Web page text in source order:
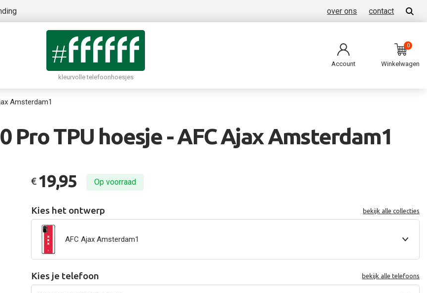
over ons contact
kleurvolle telefoonhoesjes
Account
0
Winkelwagen
Amsterdam1
Pro TPU hoesje - AFC Ajax Amsterdam1
€ 19,95 Op voorraad
Kies het ontwerp bekijk alle collecties
AFC Ajax Amsterdam1
Kies je telefoon bekijk alle telefoons